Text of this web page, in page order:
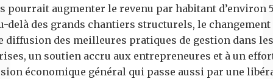
pourrait augmenter le revenu par habitant d’environ
delà des grands chantiers structurels, le changement
diffusion des meilleures pratiques de gestion dans les
un soutien accru aux entrepreneures et à un
économique général qui passe aussi par une